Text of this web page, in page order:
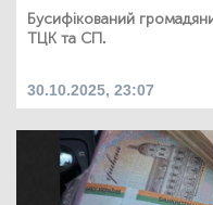
Бусифікований
ТЦК та СП.
30.10.2025, 23:07